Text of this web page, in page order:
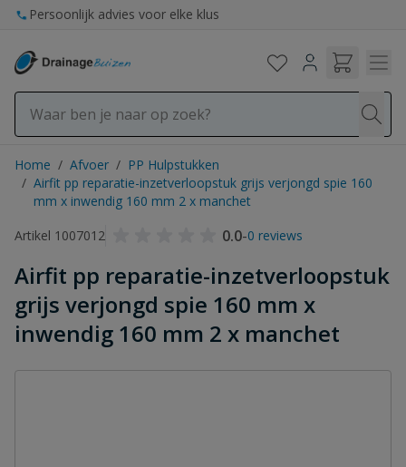
Ga naar de inhoud
Persoonlijk advies voor elke klus
Home / Afvoer / PP Hulpstukken
/ Airfit pp reparatie-inzetverloopstuk grijs verjongd spie 160
mm x inwendig 160 mm 2 x manchet
Artikel 1007012
0.0-0 reviews
Airfit pp reparatie-inzetverloopstuk
grijs verjongd spie 160 mm x
inwendig 160 mm 2 x manchet